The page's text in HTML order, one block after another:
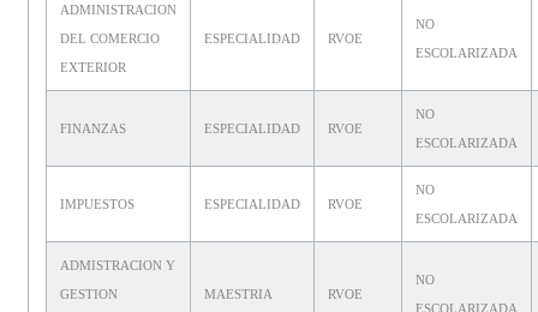
ADMINISTRACION
DEL COMERCIO
EXTERIOR
ESPECIALIDAD RVOE
NO
ESCOLARIZADA
FINANZAS ESPECIALIDAD RVOE
NO
ESCOLARIZADA
IMPUESTOS ESPECIALIDAD RVOE
NO
ESCOLARIZADA
ADMISTRACION Y
GESTION
MAESTRIA RVOE
NO
ESCOLARIZADA